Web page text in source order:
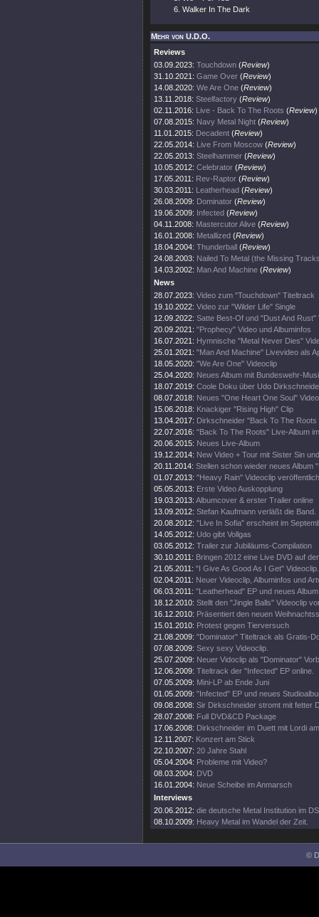
Walker In The Dark
Mehr von U.D.O.
Reviews
03.09.2023: Touchdown (Review)
31.10.2021: Game Over (Review)
14.08.2020: We Are One (Review)
13.11.2018: Steelfactory (Review)
02.11.2016: Live - Back To The Roots (Review)
07.08.2015: Navy Metal Night (Review)
11.01.2015: Decadent (Review)
22.05.2014: Live From Moscow (Review)
22.05.2013: Steelhammer (Review)
10.05.2012: Celebrator (Review)
17.05.2011: Rev-Raptor (Review)
30.03.2011: Leatherhead (Review)
26.08.2009: Dominator (Review)
19.06.2009: Infected (Review)
04.11.2008: Mastercutor Alive (Review)
16.01.2008: Metallized (Review)
18.04.2004: Thunderball (Review)
24.08.2003: Nailed To Metal (the Missing
14.03.2002: Man And Machine (Review)
News
28.07.2023: Video zum "Touchdown" Titeltrack
19.10.2022: Video zur "Wilder Life" Single
12.09.2022: Satte Best-Of und "Dust And Rust"
20.09.2021: "Prophecy" Video und Albuminfos
16.07.2021: Hymnische "Metal Never Dies"
25.01.2021: "Man And Machine" Livevideo als
18.05.2020: "We Are One" Videoclip
25.04.2020: Neues Album mit Bundeswehr-
18.07.2019: Coole Doku über Udo
08.07.2018: Neues "One Heart One Soul" Video
15.06.2018: Knackiger "Rising High" Clip
13.04.2017: Dirkschneider "Back To The Roots
22.07.2016: "Back To The Roots" Live-Album
20.06.2015: Neues Live-Album
19.12.2014: New Video + Tour mit Sister Sin
20.11.2014: Stellen schon wieder neues Album
01.07.2013: "Heavy Rain" Videoclip
05.05.2013: Erste Video Auskopplung
19.03.2013: Albumcover & erster Trailer online
13.09.2012: Stefan Kaufmann verläßt die Band.
20.08.2012: "Live In Sofia" erscheint im
14.05.2012: Udo gibt Vollgas
03.05.2012: Trailer zur Jubiläums-Compilation
30.10.2011: Bringen 2012 eine Live DVD auf
21.05.2011: "I Give As Good As I Get" Videoclip.
02.04.2011: Neuer Videoclip, Albuminfos und
06.03.2011: "Leatherhead" EP und neues
18.12.2010: Stellt den "Jingle Balls" Videoclip
16.12.2010: Präsentiert den neuen
15.01.2010: Protest gegen Tierversuch
21.08.2009: "Dominator" Titeltrack als Gratis-
07.08.2009: Sexy sexy Videoclip.
25.07.2009: Neuer Vidoclip als "Dominator"
12.06.2009: Titeltrack der "Infected" EP online.
07.05.2009: Mini-LP ab Ende Juni
01.05.2009: "Infected" EP und neues
09.08.2008: Sir Dirkschneider stromt mit fetter
28.07.2008: Full DVD&CD Package
17.06.2008: Dirkschneider im Duett mit Lordi
12.11.2007: Konzert am Stick
22.10.2007: 20 Jahre Stahl
05.04.2004: Probleme mit Video?
08.03.2004: DVD
16.01.2004: Neue Scheibe im Anmarsch
Interviews
20.06.2012: die deutsche Metal Institution im
08.10.2009: Heavy Metal im Wandel der Zeit.
©